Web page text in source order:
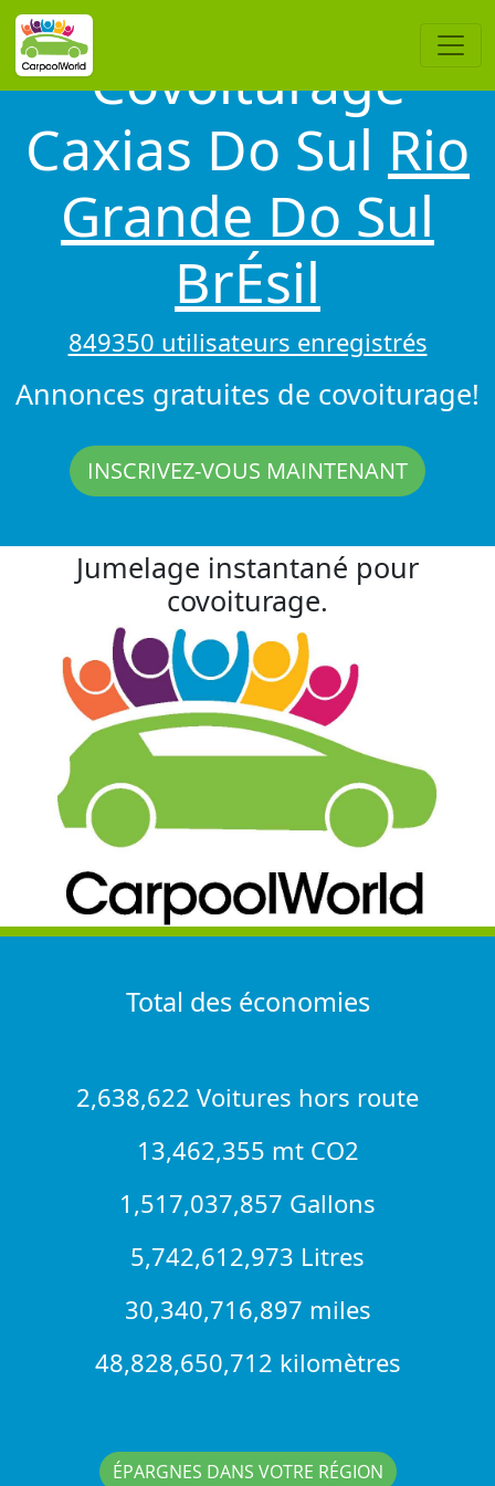
Covoiturage
Caxias Do Sul Rio
Grande Do Sul
BrÉsil
849350 utilisateurs enregistrés
Annonces gratuites de covoiturage!
INSCRIVEZ-VOUS MAINTENANT
Jumelage instantané pour
covoiturage.
Total des économies
2,638,622 Voitures hors route
13,462,355 mt CO2
1,517,037,857 Gallons
5,742,612,973 Litres
30,340,716,897 miles
48,828,650,712 kilomètres
ÉPARGNES DANS VOTRE RÉGION